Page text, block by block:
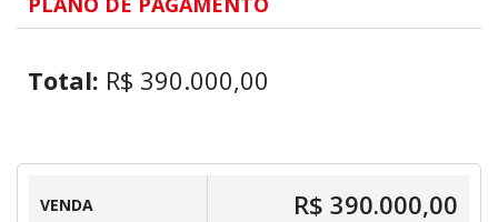
Total: R$ 390.000,00
VENDA R$ 390.000,00